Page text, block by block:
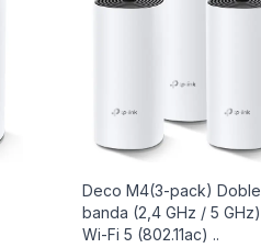
Deco M4(3-pack) Doble
banda (2,4 GHz / 5 GHz)
Wi-Fi 5 (802.11ac) ..